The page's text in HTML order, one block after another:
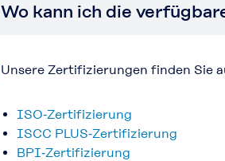
Wo kann ich die
Unsere Zertifizierungen finden Sie
ISO‑Zertifizierung
ISCC PLUS‑Zertifizierung
BPI‑Zertifizierung